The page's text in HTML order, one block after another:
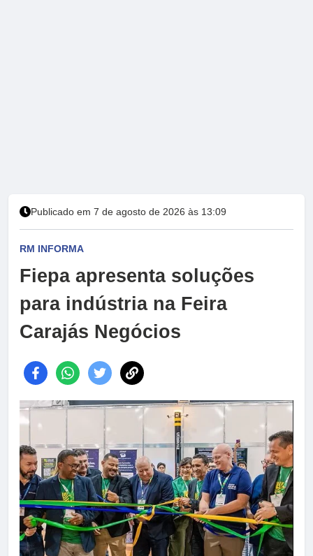
Publicado em 7 de agosto de 2026 às 13:09
RM INFORMA
Fiepa apresenta soluções
para indústria na Feira
Carajás Negócios